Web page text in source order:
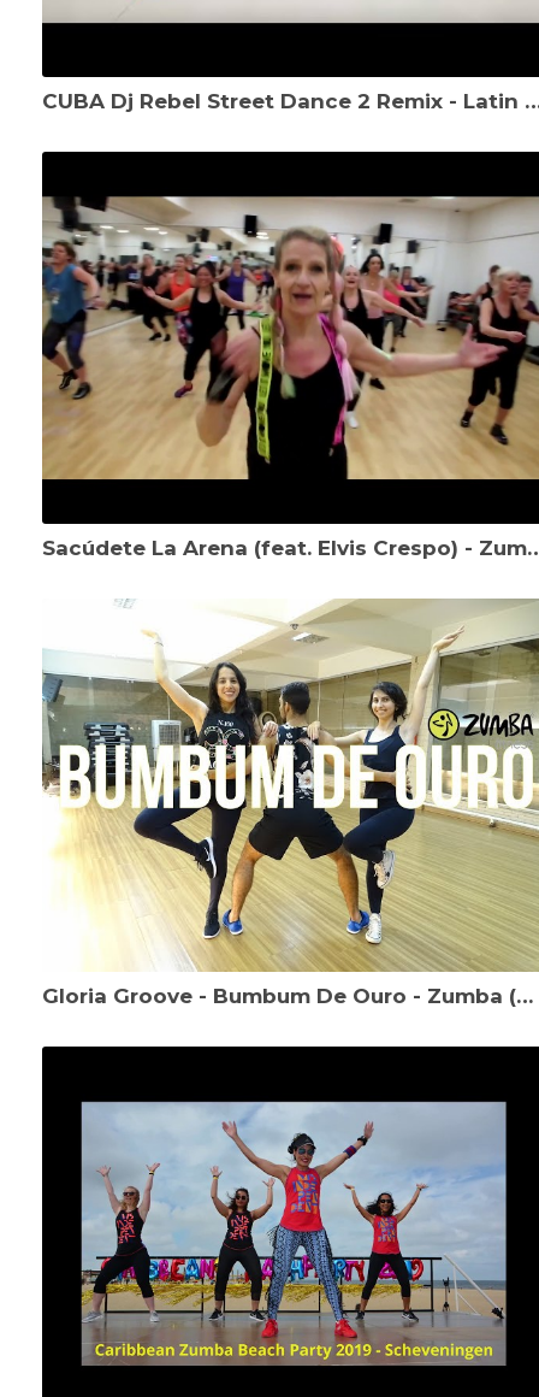
CUBA Dj Rebel Street Dance 2 Remix - Latin
Sacúdete La Arena (feat.
Gloria Groove - Bumbum De Ouro - Zumba (Samba)